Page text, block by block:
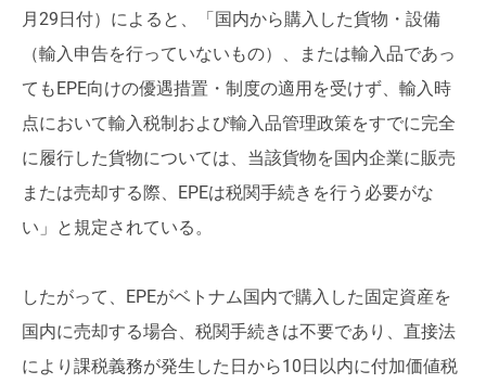
月29日付）によると、「国内から購入した貨物・設備
（輸入申告を行っていないもの）、または輸入品であっ
てもEPE向けの優遇措置・制度の適用を受けず、輸入時
点において輸入税制および輸入品管理政策をすでに完全
に履行した貨物については、当該貨物を国内企業に販売
または売却する際、EPEは税関手続きを行う必要がな
い」と規定されている。
したがって、EPEがベトナム国内で購入した固定資産を
国内に売却する場合、税関手続きは不要であり、直接法
により課税義務が発生した日から10日以内に付加価値税